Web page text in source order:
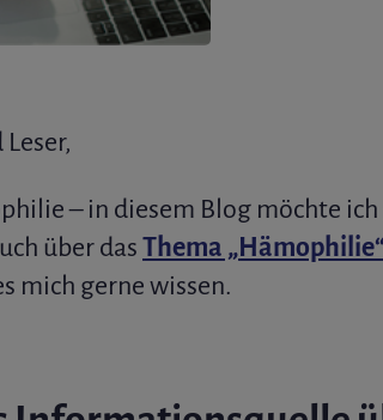
– in diesem Blog möchte
über das Thema „Hämophilie“
mich gerne wissen.